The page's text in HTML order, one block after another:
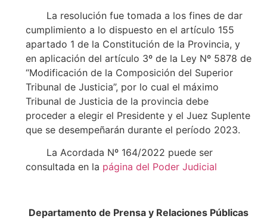
La resolución fue tomada a los fines de dar
cumplimiento a lo dispuesto en el artículo 155
apartado 1 de la Constitución de la Provincia, y
en aplicación del artículo 3º de la Ley Nº 5878 de
“Modificación de la Composición del Superior
Tribunal de Justicia”, por lo cual el máximo
Tribunal de Justicia de la provincia debe
proceder a elegir el Presidente y el Juez Suplente
que se desempeñarán durante el período 2023.
La Acordada Nº 164/2022 puede ser
consultada en la página del Poder Judicial
Departamento de Prensa y Relaciones Públicas